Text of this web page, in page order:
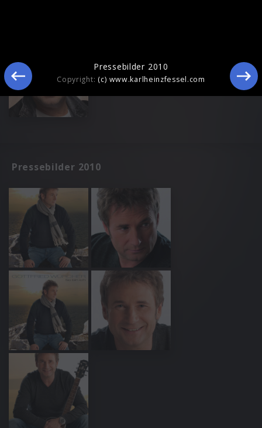
Pressebilder 2010
Pressebilder 2010
Copyright: (c) www.karlheinzfessel.com